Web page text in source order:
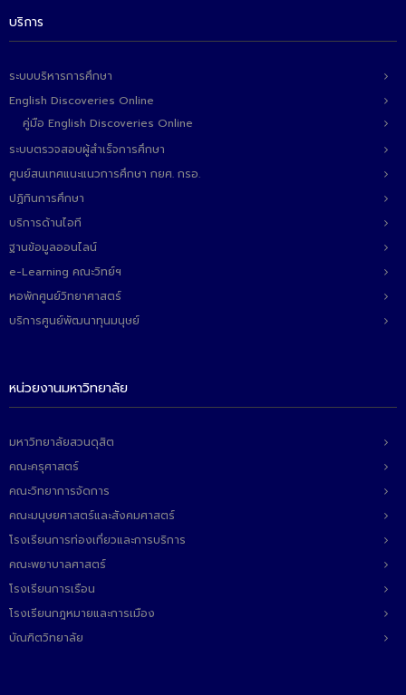
บริการ
ระบบบริหารการศึกษา
English Discoveries Online
คู่มือ English Discoveries Online
ระบบตรวจสอบผู้สำเร็จการศึกษา
ศูนย์สนเทศแนะแนวการศึกษา กยศ. กรอ.
ปฏิทินการศึกษา
บริการด้านไอที
ฐานข้อมูลออนไลน์
e-Learning คณะวิทย์ฯ
หอพักศูนย์วิทยาศาสตร์
บริการศูนย์พัฒนาทุนมนุษย์
หน่วยงานมหาวิทยาลัย
มหาวิทยาลัยสวนดุสิต
คณะครุศาสตร์
คณะวิทยาการจัดการ
คณะมนุษยศาสตร์และสังคมศาสตร์
โรงเรียนการท่องเที่ยวและการบริการ
คณะพยาบาลศาสตร์
โรงเรียนการเรือน
โรงเรียนกฎหมายและการเมือง
บัณฑิตวิทยาลัย